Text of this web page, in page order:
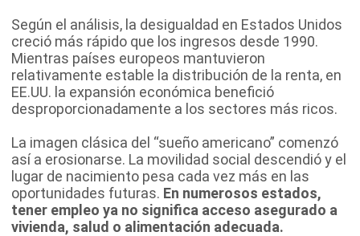
Según el análisis, la desigualdad en Estados Unidos
creció más rápido que los ingresos desde 1990.
Mientras países europeos mantuvieron
relativamente estable la distribución de la renta, en
EE.UU. la expansión económica benefició
desproporcionadamente a los sectores más ricos.
La imagen clásica del “sueño americano” comenzó
así a erosionarse. La movilidad social descendió y el
lugar de nacimiento pesa cada vez más en las
oportunidades futuras. En numerosos estados,
tener empleo ya no significa acceso asegurado a
vivienda, salud o alimentación adecuada.